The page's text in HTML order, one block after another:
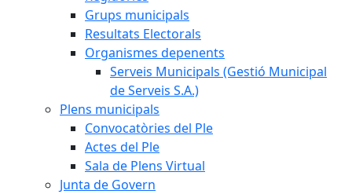
Grups municipals
Resultats Electorals
Organismes depenents
Serveis Municipals (Gestió Municipal
de Serveis S.A.)
Plens municipals
Convocatòries del Ple
Actes del Ple
Sala de Plens Virtual
Junta de Govern